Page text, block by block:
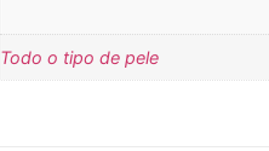
Todo o tipo de pele